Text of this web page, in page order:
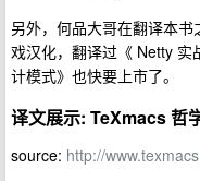
另外，何品大哥在翻译本
戏汉化，翻译过《 Netty 实
计模式》也快要上市了。
译文展示: TeXmacs 哲
source: http://